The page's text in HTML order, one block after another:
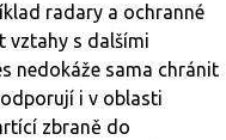
radary a ochranné
vztahy s dalšími
nedokáže sama chránit
i v oblasti
zbraně do